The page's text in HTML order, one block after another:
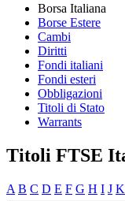
Borsa Italiana
Borse Estere
Cambi
Diritti
Fondi italiani
Fondi esteri
Obbligazioni
Titoli di Stato
Warrants
Titoli FTSE
A B C D E F G H I J K